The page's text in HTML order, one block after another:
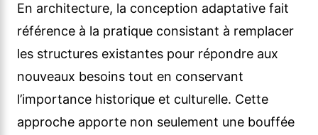
En architecture, la conception adaptative fait
référence à la pratique consistant à remplacer
les structures existantes pour répondre aux
nouveaux besoins tout en conservant
l’importance historique et culturelle. Cette
approche apporte non seulement une bouffée